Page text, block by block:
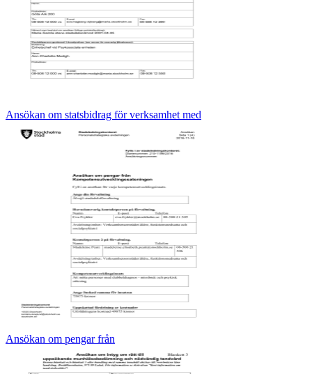
Ansökan om statsbidrag för verksamhet med
Ansökan om pengar från